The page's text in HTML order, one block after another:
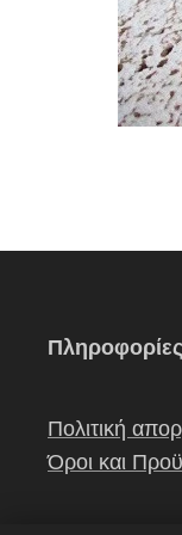
Πληροφορίες
Πολιτική
Όροι και